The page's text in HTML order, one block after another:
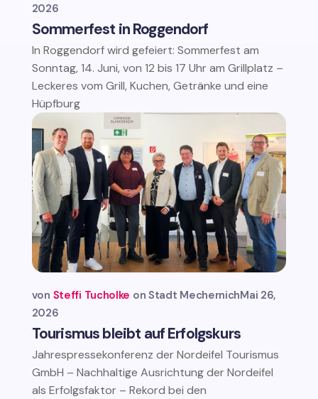
Sommerfest in Roggendorf
2026
In Roggendorf wird gefeiert: Sommerfest am
Sonntag, 14. Juni, von 12 bis 17 Uhr am Grillplatz –
Leckeres vom Grill, Kuchen, Getränke und eine
Hüpfburg
Tourismus bleibt auf Erfolgskurs
von Steffi Tucholke Stadt MechernichMai 26,
2026
Jahrespressekonferenz der Nordeifel Tourismus
GmbH – Nachhaltige Ausrichtung der Nordeifel
als Erfolgsfaktor – Rekord bei den